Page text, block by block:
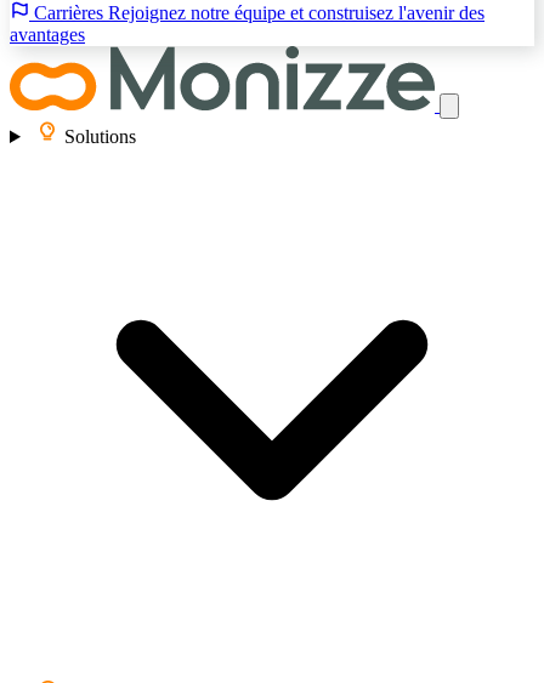
Carrières Rejoignez notre équipe et construisez l'avenir des
avantages
Solutions